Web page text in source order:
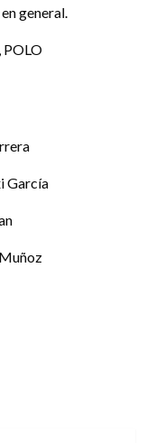
general.
García